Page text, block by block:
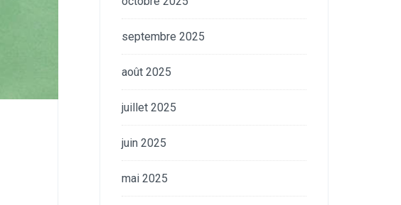
septembre 2025
août 2025
juillet 2025
juin 2025
mai 2025